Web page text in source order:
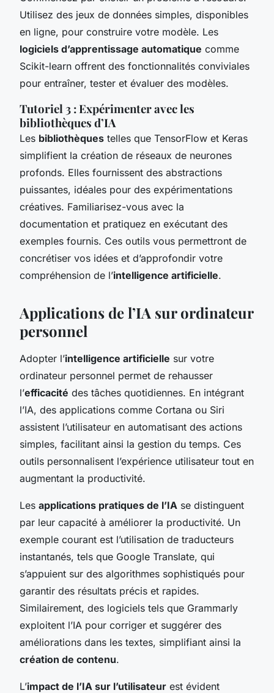
Utilisez des jeux de données simples, disponibles
en ligne, pour construire votre modèle. Les
logiciels d’apprentissage automatique comme
Scikit-learn offrent des fonctionnalités conviviales
pour entraîner, tester et évaluer des modèles.
Tutoriel 3 : Expérimenter avec les
bibliothèques d’IA
Les bibliothèques telles que TensorFlow et Keras
simplifient la création de réseaux de neurones
profonds. Elles fournissent des abstractions
puissantes, idéales pour des expérimentations
créatives. Familiarisez-vous avec la
documentation et pratiquez en exécutant des
exemples fournis. Ces outils vous permettront de
concrétiser vos idées et d’approfondir votre
compréhension de l’intelligence artificielle.
Applications de l’IA sur ordinateur
personnel
Adopter l’intelligence artificielle sur votre
ordinateur personnel permet de rehausser
l’efficacité des tâches quotidiennes. En intégrant
l’IA, des applications comme Cortana ou Siri
assistent l’utilisateur en automatisant des actions
simples, facilitant ainsi la gestion du temps. Ces
outils personnalisent l’expérience utilisateur tout en
augmentant la productivité.
Les applications pratiques de l’IA se distinguent
par leur capacité à améliorer la productivité. Un
exemple courant est l’utilisation de traducteurs
instantanés, tels que Google Translate, qui
s’appuient sur des algorithmes sophistiqués pour
garantir des résultats précis et rapides.
Similairement, des logiciels tels que Grammarly
exploitent l’IA pour corriger et suggérer des
améliorations dans les textes, simplifiant ainsi la
création de contenu.
L’impact de l’IA sur l’utilisateur est évident